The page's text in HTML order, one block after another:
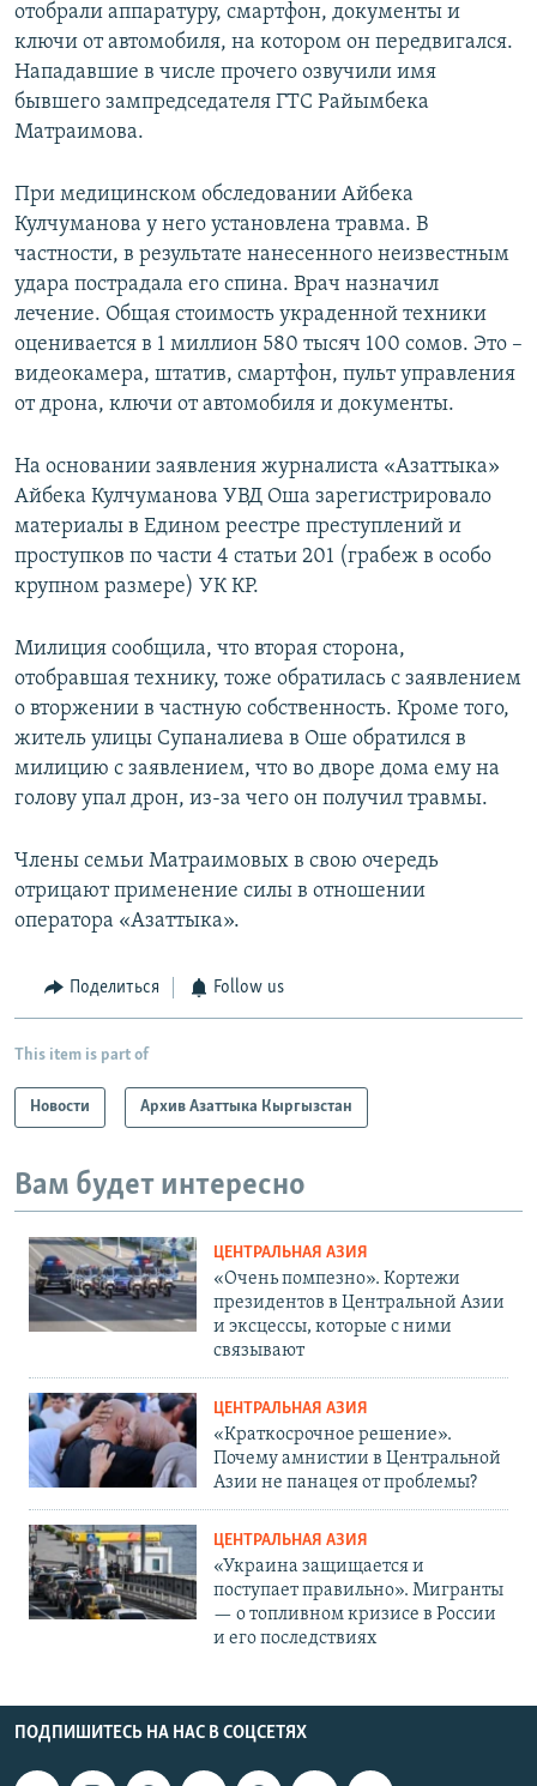
отобрали аппаратуру, смартфон, документы и
ключи от автомобиля, на котором он передвигался.
Нападавшие в числе прочего озвучили имя
бывшего зампредседателя ГТС Райымбека
Матраимова.
При медицинском обследовании Айбека
Кулчуманова у него установлена травма. В
частности, в результате нанесенного неизвестным
удара пострадала его спина. Врач назначил
лечение. Общая стоимость украденной техники
оценивается в 1 миллион 580 тысяч 100 сомов. Это –
видеокамера, штатив, смартфон, пульт управления
от дрона, ключи от автомобиля и документы.
На основании заявления журналиста «Азаттыка»
Айбека Кулчуманова УВД Оша зарегистрировало
материалы в Едином реестре преступлений и
проступков по части 4 статьи 201 (грабеж в особо
крупном размере) УК КР.
Милиция сообщила, что вторая сторона,
отобравшая технику, тоже обратилась с заявлением
о вторжении в частную собственность. Кроме того,
житель улицы Супаналиева в Оше обратился в
милицию с заявлением, что во дворе дома ему на
голову упал дрон, из-за чего он получил травмы.
Члены семьи Матраимовых в свою очередь
отрицают применение силы в отношении
оператора «Азаттыка».
Поделиться Follow us
This item is part of
Новости Архив Азаттыка Кыргызстан
Вам будет интересно
ЦЕНТРАЛЬНАЯ АЗИЯ
«Очень помпезно». Кортежи
президентов в Центральной Азии
и эксцессы, которые с ними
связывают
ЦЕНТРАЛЬНАЯ АЗИЯ
«Краткосрочное решение».
Почему амнистии в Центральной
Азии не панацея от проблемы?
ЦЕНТРАЛЬНАЯ АЗИЯ
«Украина защищается и
поступает правильно». Мигранты
— о топливном кризисе в России
и его последствиях
ПОДПИШИТЕСЬ НА НАС В СОЦСЕТЯХ